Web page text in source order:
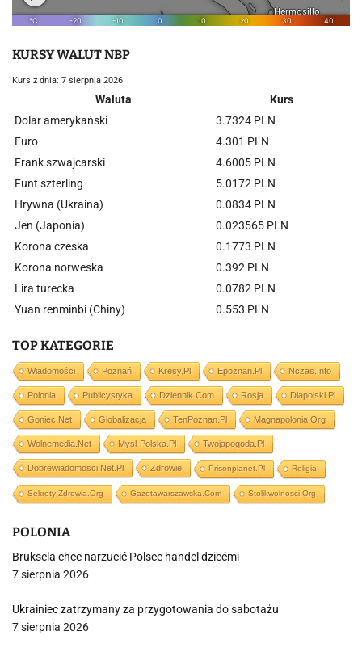
KURSY WALUT NBP
Kurs z dnia: 7 sierpnia 2026
Waluta
Kurs
Dolar amerykański
3.7324 PLN
Euro
4.301 PLN
Frank szwajcarski
4.6005 PLN
Funt szterling
5.0172 PLN
Hrywna (Ukraina)
0.0834 PLN
Jen (Japonia)
0.023565 PLN
Korona czeska
0.1773 PLN
Korona norweska
0.392 PLN
Lira turecka
0.0782 PLN
Yuan renminbi (Chiny)
0.553 PLN
TOP KATEGORIE
Wiadomości Poznań Kresy.pl Epoznan.pl Nczas.info
Polonia Publicystyka Dziennik.com Rosja Dlapolski.pl
Goniec.net Globalizacja TenPoznan.pl Magnapolonia.org
Wolnemedia.net Mysl-Polska.pl Twojapogoda.pl
Dobrewiadomosci.net.pl Zdrowie Prisonplanet.pl Religia
Sekrety-Zdrowia.org Gazetawarszawska.com Stolikwolnosci.org
POLONIA
Bruksela chce narzucić Polsce handel dziećmi
7 sierpnia 2026
Ukrainiec zatrzymany za przygotowania do sabotażu
7 sierpnia 2026